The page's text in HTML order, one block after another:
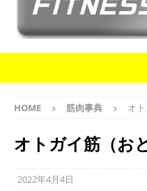
HOME 筋肉事典 オ
オトガイ筋（お
2022年4月4日